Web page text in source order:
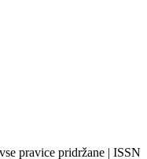
pravice pridržane | ISSN